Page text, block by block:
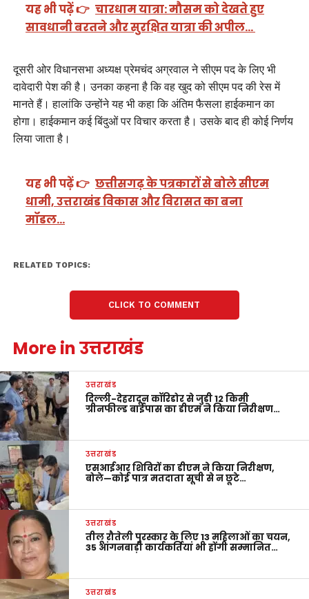
यह भी पढ़ें 👉 चारधाम यात्रा: मौसम को देखते हुए
सावधानी बरतने और सुरक्षित यात्रा की अपील…
दूसरी ओर विधानसभा अध्यक्ष प्रेमचंद अग्रवाल ने सीएम पद के लिए भी
दावेदारी पेश की है। उनका कहना है कि वह खुद को सीएम पद की रेस में
मानते हैं। हालांकि उन्होंने यह भी कहा कि अंतिम फैसला हाईकमान का
होगा। हाईकमान कई बिंदुओं पर विचार करता है। उसके बाद ही कोई निर्णय
लिया जाता है।
यह भी पढ़ें 👉 छत्तीसगढ़ के पत्रकारों से बोले सीएम
धामी, उत्तराखंड विकास और विरासत का बना
मॉडल…
RELATED TOPICS:
CLICK TO COMMENT
More in उत्तराखंड
उत्तराखंड
दिल्ली-देहरादून कॉरिडोर से जुड़ी 12 किमी
ग्रीनफील्ड बाईपास का डीएम ने किया निरीक्षण…
उत्तराखंड
एसआईआर शिविरों का डीएम ने किया निरीक्षण,
बोले—कोई पात्र मतदाता सूची से न छूटे…
उत्तराखंड
तीलू रौतेली पुरस्कार के लिए 13 महिलाओं का चयन,
35 आंगनबाड़ी कार्यकर्तियां भी होंगी सम्मानित…
उत्तराखंड